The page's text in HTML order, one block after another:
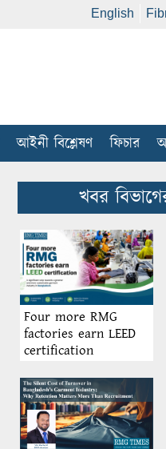
English
আইনী বিশ্লেষণ ফিচার
খবর
Four more RMG
factories earn LEED
certification